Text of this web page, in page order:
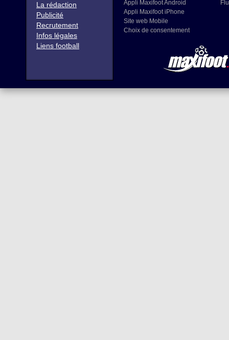
La rédaction
Publicité
Recrutement
Infos légales
Liens football
Appli Maxifoot Android
Appli Maxifoot iPhone
Site web Mobile
Choix de consentement